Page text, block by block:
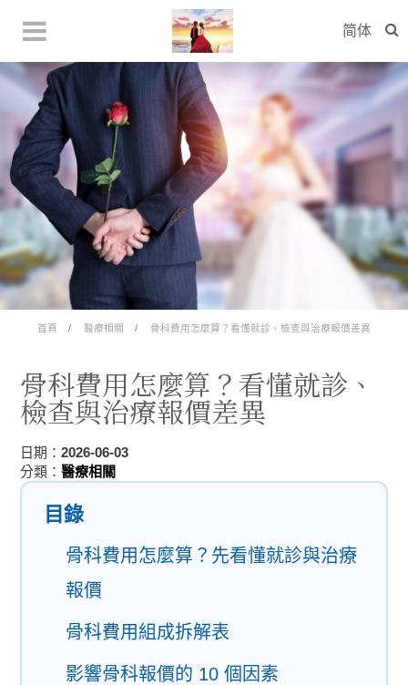
简体
首頁 醫療相關 骨科費用怎麼算？看懂就診、檢查與治療報價差異
骨科費用怎麼算？看懂就診、
檢查與治療報價差異
日期：2026-06-03
分類：醫療相關
目錄
骨科費用怎麼算？先看懂就診與治療
報價
骨科費用組成拆解表
影響骨科報價的 10 個因素